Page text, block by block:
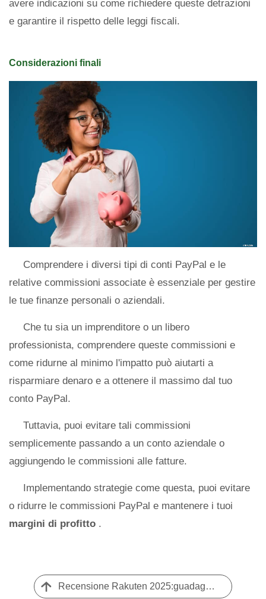
avere indicazioni su come richiedere queste detrazioni
e garantire il rispetto delle leggi fiscali.
Considerazioni finali
Comprendere i diversi tipi di conti PayPal e le
relative commissioni associate è essenziale per gestire
le tue finanze personali o aziendali.
Che tu sia un imprenditore o un libero
professionista, comprendere queste commissioni e
come ridurne al minimo l'impatto può aiutarti a
risparmiare denaro e a ottenere il massimo dal tuo
conto PayPal.
Tuttavia, puoi evitare tali commissioni
semplicemente passando a un conto aziendale o
aggiungendo le commissioni alle fatture.
Implementando strategie come questa, puoi evitare
o ridurre le commissioni PayPal e mantenere i tuoi
margini di profitto .
Recensione Rakuten 2025:guadagna denaro sugli acquisti online e in negozio